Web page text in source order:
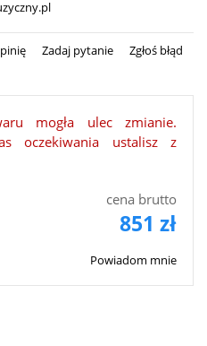
Zadaj pytanie Zgłoś błąd
mogła ulec zmianie.
oczekiwania ustalisz z
cena brutto
851 zł
Powiadom mnie